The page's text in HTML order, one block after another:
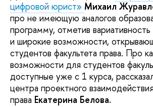
цифровой юрист» Михаил
про не имеющую аналогов
программу, отметив
и широкие возможности,
студентов факультета права. Про
возможности для студентов
доступные уже с 1 курса,
центра проектного
права Екатерина Белова.